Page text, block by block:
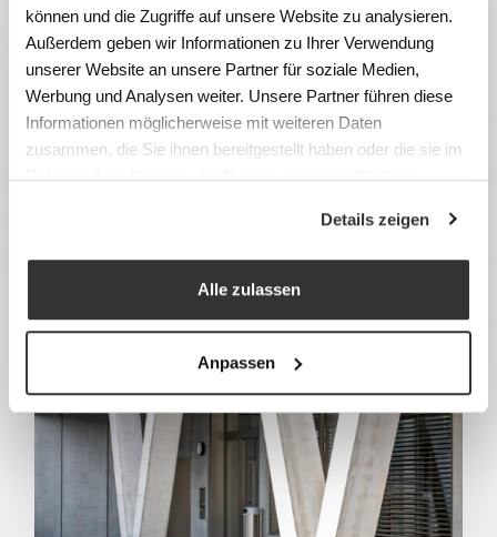
können und die Zugriffe auf unsere Website zu analysieren.
Außerdem geben wir Informationen zu Ihrer Verwendung
unserer Website an unsere Partner für soziale Medien,
Werbung und Analysen weiter. Unsere Partner führen diese
Informationen möglicherweise mit weiteren Daten
zusammen, die Sie ihnen bereitgestellt haben oder die sie im
Rahmen Ihrer Nutzung der Dienste gesammelt haben.
Details zeigen
Alle zulassen
Anpassen